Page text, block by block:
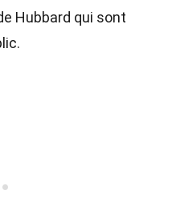
Hubbard qui sont